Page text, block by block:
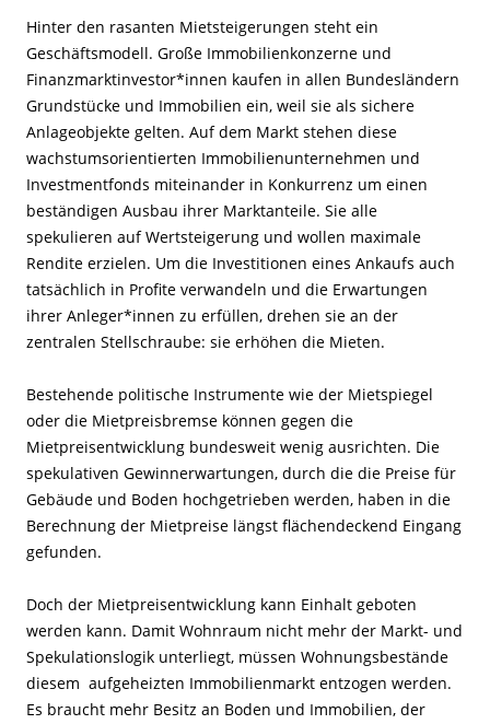
Hinter den rasanten Mietsteigerungen steht ein
Geschäftsmodell. Große Immobilienkonzerne und
Finanzmarktinvestor*innen kaufen in allen Bundesländern
Grundstücke und Immobilien ein, weil sie als sichere
Anlageobjekte gelten. Auf dem Markt stehen diese
wachstumsorientierten Immobilienunternehmen und
Investmentfonds miteinander in Konkurrenz um einen
beständigen Ausbau ihrer Marktanteile. Sie alle
spekulieren auf Wertsteigerung und wollen maximale
Rendite erzielen. Um die Investitionen eines Ankaufs auch
tatsächlich in Profite verwandeln und die Erwartungen
ihrer Anleger*innen zu erfüllen, drehen sie an der
zentralen Stellschraube: sie erhöhen die Mieten.
Bestehende politische Instrumente wie der Mietspiegel
oder die Mietpreisbremse können gegen die
Mietpreisentwicklung bundesweit wenig ausrichten. Die
spekulativen Gewinnerwartungen, durch die die Preise für
Gebäude und Boden hochgetrieben werden, haben in die
Berechnung der Mietpreise längst flächendeckend Eingang
gefunden.
Doch der Mietpreisentwicklung kann Einhalt geboten
werden kann. Damit Wohnraum nicht mehr der Markt- und
Spekulationslogik unterliegt, müssen Wohnungsbestände
diesem aufgeheizten Immobilienmarkt entzogen werden.
Es braucht mehr Besitz an Boden und Immobilien, der